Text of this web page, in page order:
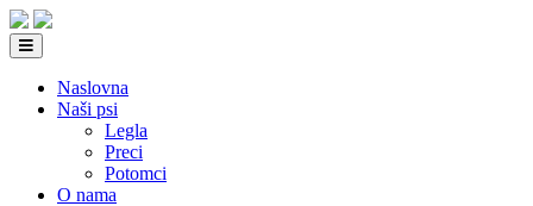
Naslovna
Naši psi
Legla
Preci
Potomci
O nama